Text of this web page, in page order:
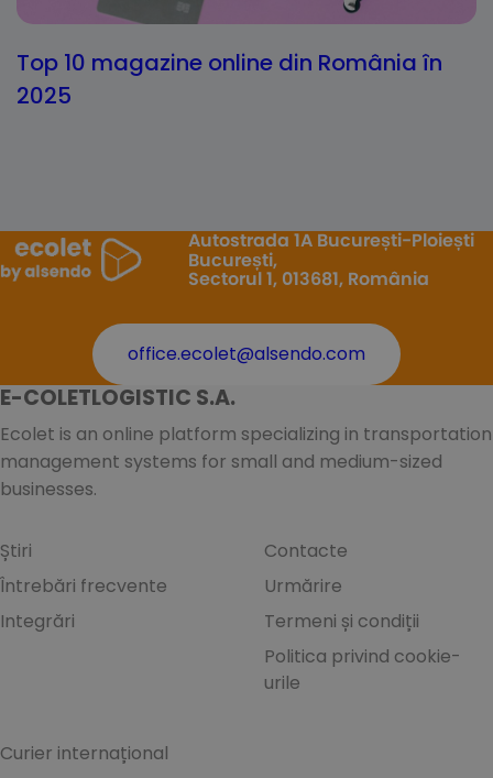
Top 10 magazine online din România în
2025
Autostrada 1A București-Ploiești
București,
Sectorul 1, 013681, România
office.ecolet@alsendo.com
E-COLETLOGISTIC S.A.
Ecolet is an online platform specializing in transportation
management systems for small and medium-sized
businesses.
Știri
Întrebări frecvente
Integrări
Contacte
Urmărire
Termeni și condiții
Politica privind cookie-
urile
Curier internațional